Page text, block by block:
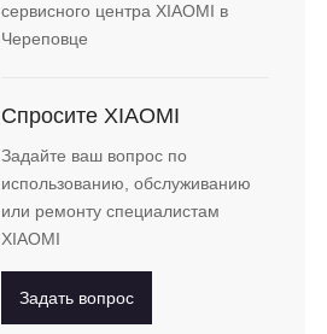
сервисного центра XIAOMI в
Череповце
Спросите XIAOMI
Задайте ваш вопрос по
использованию, обслуживанию
или ремонту специалистам
XIAOMI
Задать вопрос